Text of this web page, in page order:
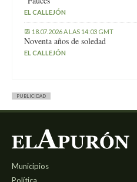
EL CALLEJÓN
18.07.2026 A LAS 14:03 GMT
Noventa años de soledad
EL CALLEJÓN
PUBLICIDAD
Municipios